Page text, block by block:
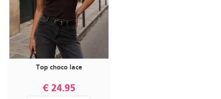
Top choco lace
€ 24.95